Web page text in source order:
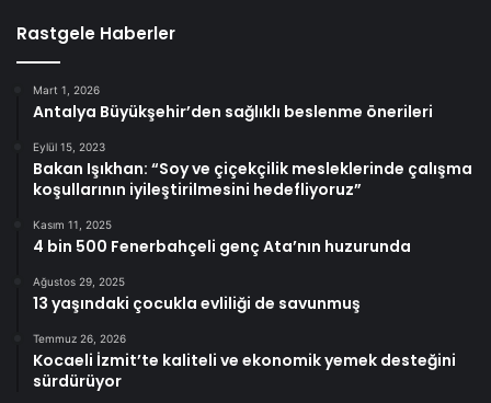
Rastgele Haberler
Mart 1, 2026
Antalya Büyükşehir’den sağlıklı beslenme önerileri
Eylül 15, 2023
Bakan Işıkhan: “Soy ve çiçekçilik mesleklerinde çalışma
koşullarının iyileştirilmesini hedefliyoruz”
Kasım 11, 2025
4 bin 500 Fenerbahçeli genç Ata’nın huzurunda
Ağustos 29, 2025
13 yaşındaki çocukla evliliği de savunmuş
Temmuz 26, 2026
Kocaeli İzmit’te kaliteli ve ekonomik yemek desteğini
sürdürüyor